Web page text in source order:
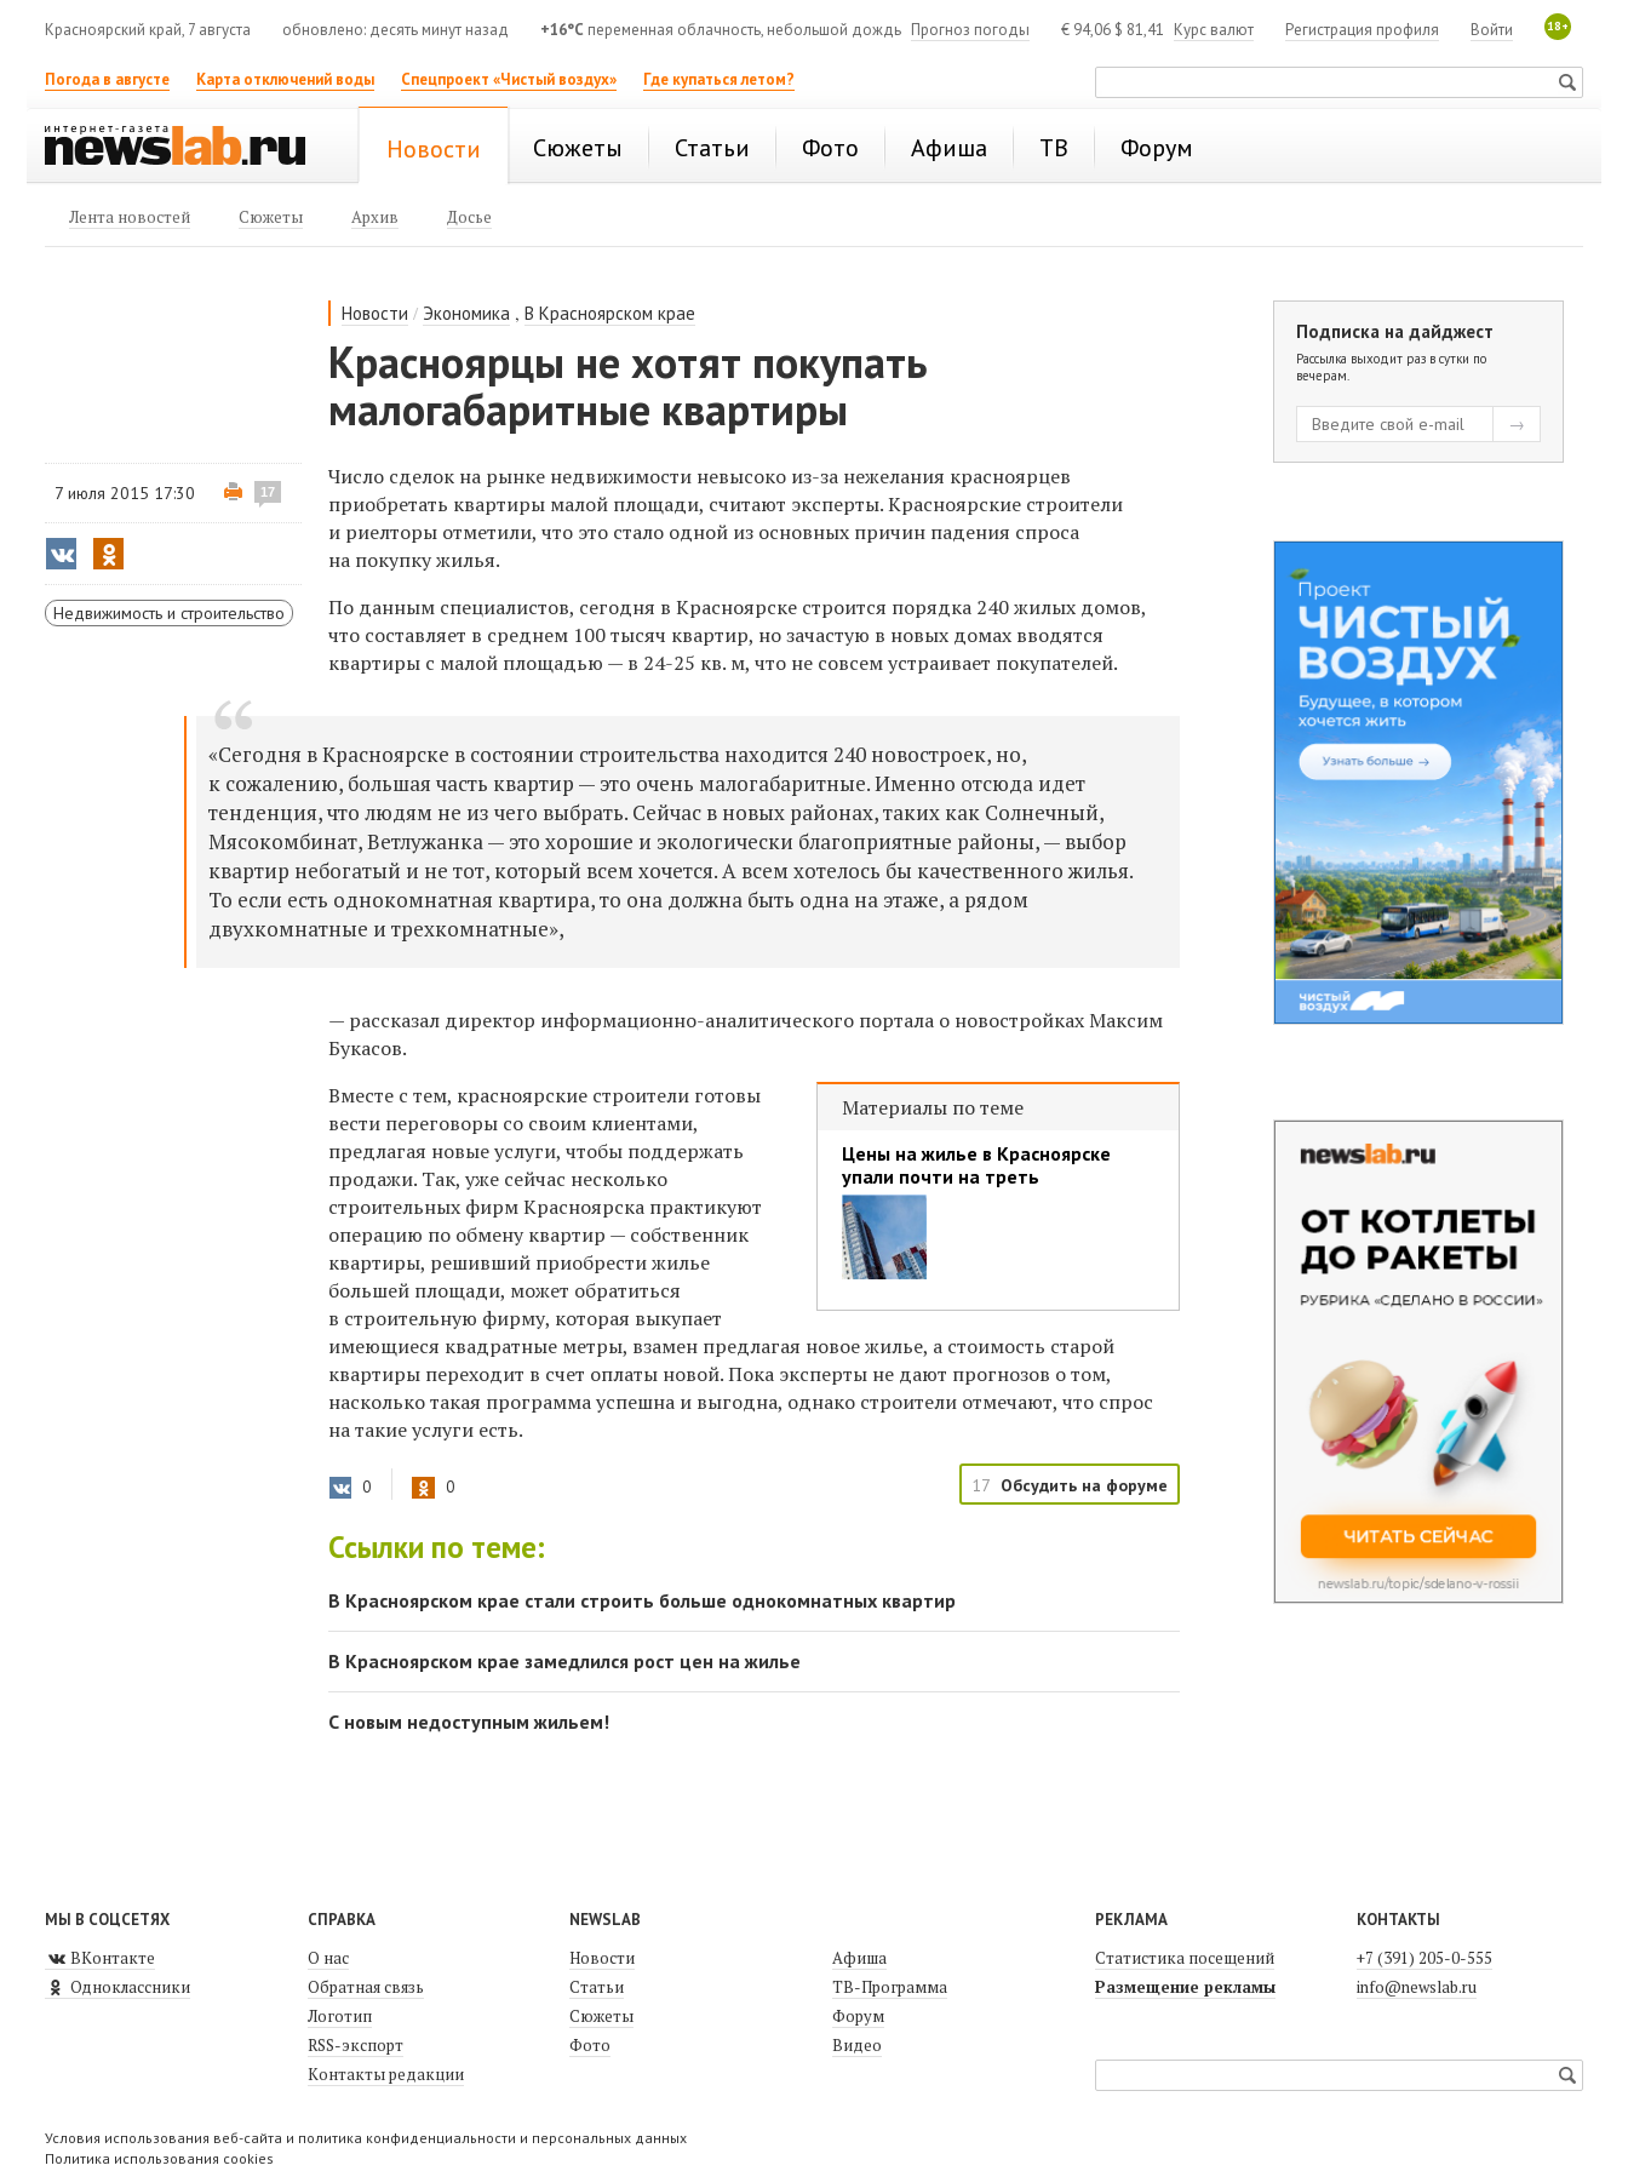
Красноярский край, 7 августа обновлено: десять минут назад +16°C переменная облачность, небольшой дождь Прогноз погоды € 94,06 $ 81,41 Курс валют 18+
Войти
Регистрация профиля
Погода в августе Карта отключений воды Спецпроект «Чистый воздух» Где купаться летом?
Новости Сюжеты Статьи Фото Афиша ТВ Форум
Лента новостей Сюжеты Архив Досье
Новости / Экономика ,В Красноярском крае
Красноярцы не хотят покупать
малогабаритные квартиры
7 июля 2015 17:30 17
Недвижимость и строительство
Число сделок на рынке недвижимости невысоко из-за нежелания красноярцев
приобретать квартиры малой площади, считают эксперты. Красноярские строители
и риелторы отметили, что это стало одной из основных причин падения спроса
на покупку жилья.
По данным специалистов, сегодня в Красноярске строится порядка 240 жилых домов,
что составляет в среднем 100 тысяч квартир, но зачастую в новых домах вводятся
квартиры с малой площадью — в 24-25 кв. м, что не совсем устраивает покупателей.
«Сегодня в Красноярске в состоянии строительства находится 240 новостроек, но,
к сожалению, большая часть квартир — это очень малогабаритные. Именно отсюда идет
тенденция, что людям не из чего выбрать. Сейчас в новых районах, таких как Солнечный,
Мясокомбинат, Ветлужанка — это хорошие и экологически благоприятные районы, — выбор
квартир небогатый и не тот, который всем хочется. А всем хотелось бы качественного жилья.
То если есть однокомнатная квартира, то она должна быть одна на этаже, а рядом
двухкомнатные и трехкомнатные»,
— рассказал директор информационно-аналитического портала о новостройках Максим
Букасов.
Материалы по теме
Цены на жилье в Красноярске
упали почти на треть
Вместе с тем, красноярские строители готовы
вести переговоры со своим клиентами,
предлагая новые услуги, чтобы поддержать
продажи. Так, уже сейчас несколько
строительных фирм Красноярска практикуют
операцию по обмену квартир — собственник
квартиры, решивший приобрести жилье
большей площади, может обратиться
в строительную фирму, которая выкупает
имеющиеся квадратные метры, взамен предлагая новое жилье, а стоимость старой
квартиры переходит в счет оплаты новой. Пока эксперты не дают прогнозов о том,
насколько такая программа успешна и выгодна, однако строители отмечают, что спрос
на такие услуги есть.
0 0 17 Обсудить на форуме
Ссылки по теме:
В Красноярском крае стали строить больше однокомнатных квартир
В Красноярском крае замедлился рост цен на жилье
С новым недоступным жильем!
Подписка на дайджест
Рассылка выходит раз в сутки по
вечерам.
МЫ В СОЦСЕТЯХ
ВКонтакте
Одноклассники
СПРАВКА
О нас
Обратная связь
Логотип
RSS-экспорт
Контакты редакции
NEWSLAB
Новости
Статьи
Сюжеты
Фото
Афиша
ТВ-Программа
Форум
Видео
РЕКЛАМА
Статистика посещений
Размещение рекламы
КОНТАКТЫ
+7 (391) 205-0-555
info@newslab.ru
Условия использования веб-сайта и политика конфиденциальности и персональных данных
Политика использования cookies